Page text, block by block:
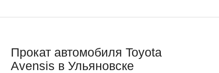
Прокат автомобиля Toyota
Avensis в Ульяновске